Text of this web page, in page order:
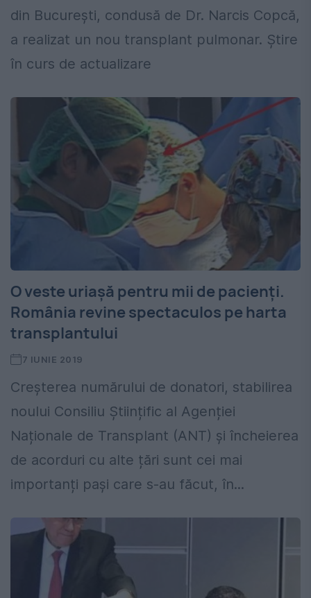
din București, condusă de Dr. Narcis Copcă,
a realizat un nou transplant pulmonar. Știre
în curs de actualizare
O veste uriașă pentru mii de pacienți.
România revine spectaculos pe harta
transplantului
7 IUNIE 2019
Creșterea numărului de donatori, stabilirea
noului Consiliu Științific al Agenției
Naționale de Transplant (ANT) și încheierea
de acorduri cu alte țări sunt cei mai
importanți pași care s-au făcut, în...